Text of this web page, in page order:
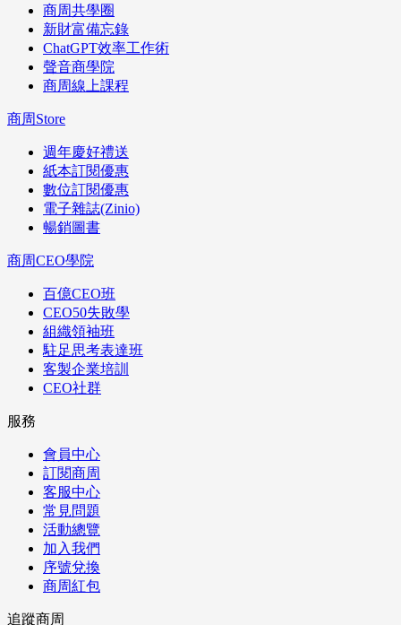
商周共學圈
新財富備忘錄
ChatGPT效率工作術
聲音商學院
商周線上課程
商周Store
週年慶好禮送
紙本訂閱優惠
數位訂閱優惠
電子雜誌(Zinio)
暢銷圖書
商周CEO學院
百億CEO班
CEO50失敗學
組織領袖班
駐足思考表達班
客製企業培訓
CEO社群
服務
會員中心
訂閱商周
客服中心
常見問題
活動總覽
加入我們
序號兌換
商周紅包
追蹤商周